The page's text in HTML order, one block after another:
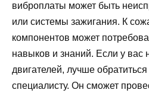
виброплаты может быть
или системы зажигания. К
компонентов может
навыков и знаний. Если у вас
двигателей, лучше
специалисту. Он сможет